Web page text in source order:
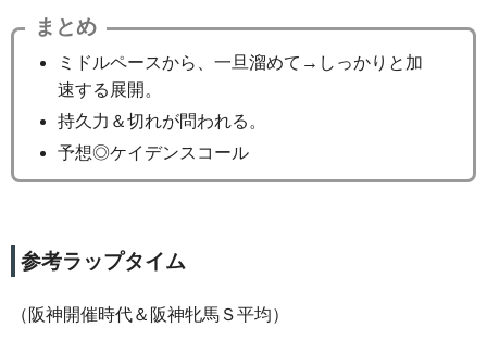
まとめ
ミドルペースから、一旦溜めて→しっかりと加
速する展開。
持久力＆切れが問われる。
予想◎ケイデンスコール
参考ラップタイム
（阪神開催時代＆阪神牝馬Ｓ平均）